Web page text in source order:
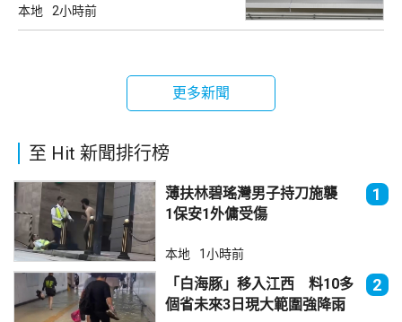
本地 2小時前
更多新聞
至 Hit 新聞排行榜
薄扶林碧瑤灣男子持刀施襲
1保安1外傭受傷
1
本地 1小時前
「白海豚」移入江西 料10多
個省未來3日現大範圍強降雨
2